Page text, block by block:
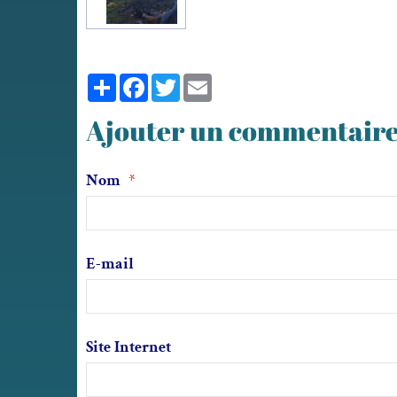
PartagerFacebook
Twitter
Ajouter un
Nom
E-mail
Site Internet